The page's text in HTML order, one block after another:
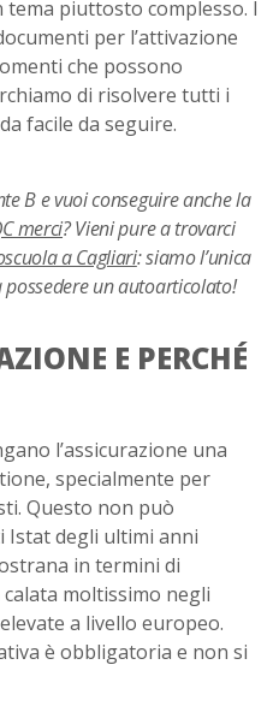
piuttosto complesso. I
per l’attivazione
che possono
di risolvere tutti i
facile da seguire.
B e vuoi conseguire anche la
merci? Vieni pure a trovarci
a Cagliari: siamo l’unica
possedere un autoarticolato!
E PERCHÉ
l’assicurazione una
specialmente per
Questo non può
Istat degli ultimi anni
in termini di
moltissimo negli
a livello europeo.
è obbligatoria e non si